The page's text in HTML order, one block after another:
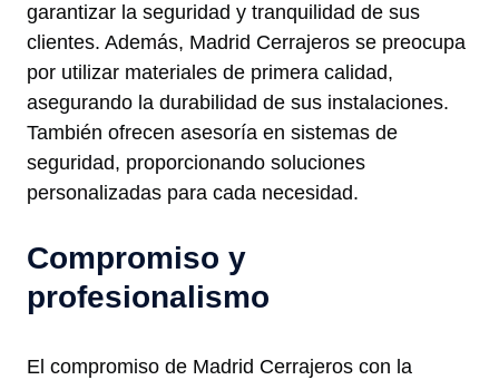
garantizar la seguridad y tranquilidad de sus
clientes. Además, Madrid Cerrajeros se preocupa
por utilizar materiales de primera calidad,
asegurando la durabilidad de sus instalaciones.
También ofrecen asesoría en sistemas de
seguridad, proporcionando soluciones
personalizadas para cada necesidad.
Compromiso y
profesionalismo
El compromiso de Madrid Cerrajeros con la